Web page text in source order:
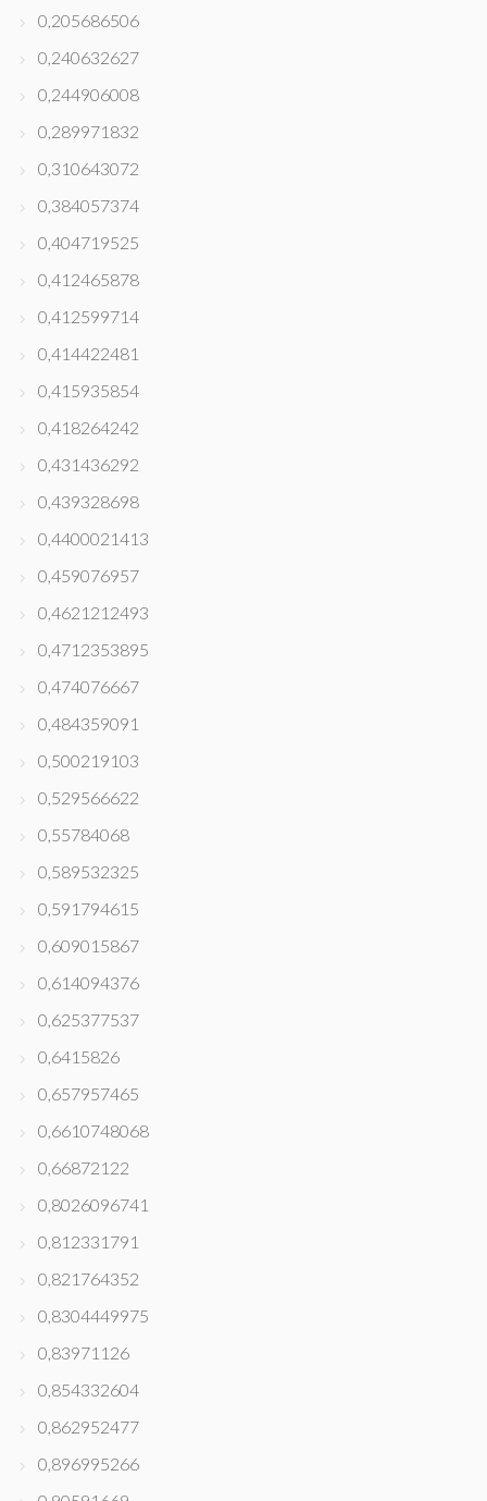
0,205686506
0,240632627
0,244906008
0,289971832
0,310643072
0,384057374
0,404719525
0,412465878
0,412599714
0,414422481
0,415935854
0,418264242
0,431436292
0,439328698
0,4400021413
0,459076957
0,4621212493
0,4712353895
0,474076667
0,484359091
0,500219103
0,529566622
0,55784068
0,589532325
0,591794615
0,609015867
0,614094376
0,625377537
0,6415826
0,657957465
0,6610748068
0,66872122
0,8026096741
0,812331791
0,821764352
0,8304449975
0,83971126
0,854332604
0,862952477
0,896995266